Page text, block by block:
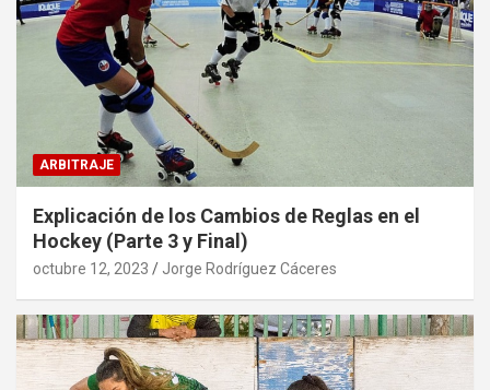
ARBITRAJE
Explicación de los Cambios de Reglas en el
Hockey (Parte 3 y Final)
octubre 12, 2023 Jorge Rodríguez Cáceres